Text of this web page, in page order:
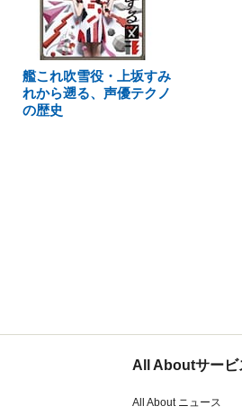
艦これ吹雪役・上坂すみ
れから遡る、声優テクノ
の歴史
All Aboutサービ
All About ニュース